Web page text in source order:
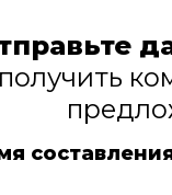
получить